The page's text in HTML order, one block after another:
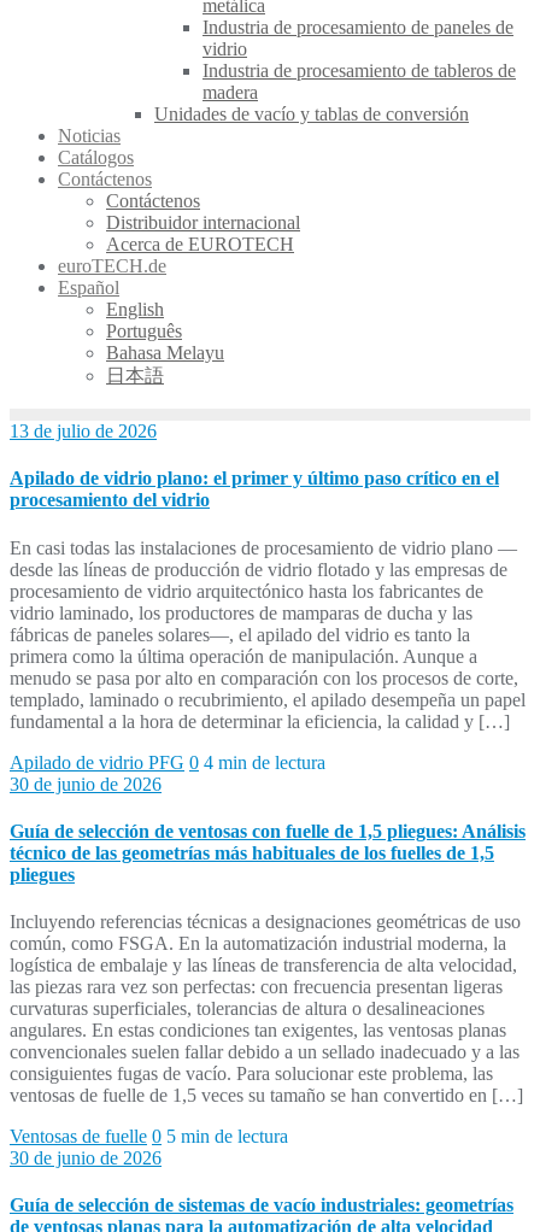
metálica
Industria de procesamiento de paneles de
vidrio
Industria de procesamiento de tableros de
madera
Unidades de vacío y tablas de conversión
Noticias
Catálogos
Contáctenos
Contáctenos
Distribuidor internacional
Acerca de EUROTECH
euroTECH.de
Español
English
Português
Bahasa Melayu
日本語
13 de julio de 2026
Apilado de vidrio plano: el primer y último paso crítico en el
procesamiento del vidrio
En casi todas las instalaciones de procesamiento de vidrio plano —
desde las líneas de producción de vidrio flotado y las empresas de
procesamiento de vidrio arquitectónico hasta los fabricantes de
vidrio laminado, los productores de mamparas de ducha y las
fábricas de paneles solares—, el apilado del vidrio es tanto la
primera como la última operación de manipulación. Aunque a
menudo se pasa por alto en comparación con los procesos de corte,
templado, laminado o recubrimiento, el apilado desempeña un papel
fundamental a la hora de determinar la eficiencia, la calidad y […]
Apilado de vidrio PFG 0 4 min de lectura
30 de junio de 2026
Guía de selección de ventosas con fuelle de 1,5 pliegues: Análisis
técnico de las geometrías más habituales de los fuelles de 1,5
pliegues
Incluyendo referencias técnicas a designaciones geométricas de uso
común, como FSGA. En la automatización industrial moderna, la
logística de embalaje y las líneas de transferencia de alta velocidad,
las piezas rara vez son perfectas: con frecuencia presentan ligeras
curvaturas superficiales, tolerancias de altura o desalineaciones
angulares. En estas condiciones tan exigentes, las ventosas planas
convencionales suelen fallar debido a un sellado inadecuado y a las
consiguientes fugas de vacío. Para solucionar este problema, las
ventosas de fuelle de 1,5 veces su tamaño se han convertido en […]
Ventosas de fuelle 0 5 min de lectura
30 de junio de 2026
Guía de selección de sistemas de vacío industriales: geometrías
de ventosas planas para la automatización de alta velocidad